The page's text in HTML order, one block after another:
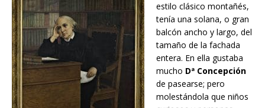
estilo clásico montañés,
tenía una solana, o gran
balcón ancho y largo, del
tamaño de la fachada
entera. En ella gustaba
mucho Dª Concepción
de pasearse; pero
molestándola que niños